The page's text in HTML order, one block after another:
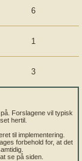
6
1
3
Forslagene vil typisk
hertil.
til implementering.
forbehold for, at det
se på siden.